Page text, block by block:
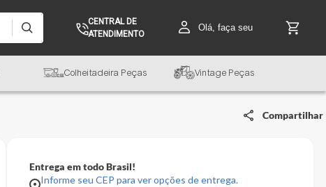
CENTRAL DE
ATENDIMENTO
Olá, faça seu
Colheitadeira Peças Vintage Peças
Compartilhar
Entrega em todo Brasil!
Informe seu CEP para ver opções de entrega.